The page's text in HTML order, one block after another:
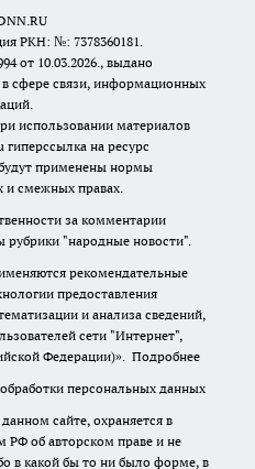
РКН: №: 7378360181.
от 10.03.2026., выдано
сфере связи, информационных
использовании материалов
на ресурс
применены нормы
и смежных правах.
за комментарии
рубрики "народные новости".
рекомендательные
предоставления
и анализа сведений,
сети "Интернет",
Федерации)». Подробнее
персональных данных
сайте, охраняется в
РФ об авторском праве и не
в какой бы то ни было форме, в